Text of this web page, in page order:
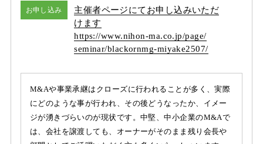
お申し込み
主催者ページにてお申し込みいただ
けます
https://www.nihon-ma.co.jp/page/
seminar/blackornmg-miyake2507/
M&Aや事業承継はクローズに行われることが多く、実際
にどのような事が行われ、その後どうなったか、イメー
ジが湧きづらいのが現状です。中堅、中小企業のM&Aで
は、会社を譲渡しても、オーナーがそのまま残り会長や